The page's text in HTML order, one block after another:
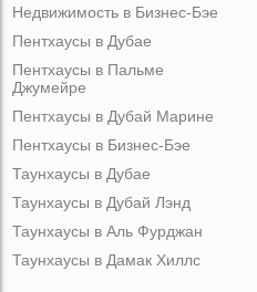
Недвижимость в Бизнес-Бэе
Пентхаусы в Дубае
Пентхаусы в Пальме
Джумейре
Пентхаусы в Дубай Марине
Пентхаусы в Бизнес-Бэе
Таунхаусы в Дубае
Таунхаусы в Дубай Лэнд
Таунхаусы в Аль Фурджан
Таунхаусы в Дамак Хиллс